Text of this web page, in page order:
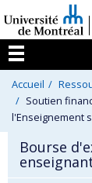
au
contenu
Menu
Accueil
Soutien
l'Enseignement
Bourse